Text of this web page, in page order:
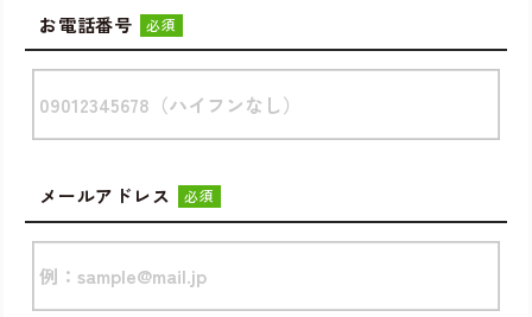
お電話番号 必須
メールアドレス 必須